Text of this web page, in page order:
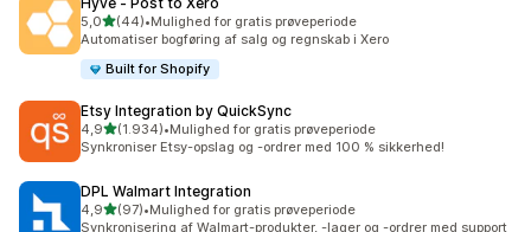
5,0ud af 5 stjerner
(44)
44 anmeldelser i alt
•Mulighed for gratis prøveperiode
Automatiser bogføring af salg og regnskab i Xero
Built for Shopify
Etsy Integration by QuickSync
4,9ud af 5 stjerner
(1.934)
1934 anmeldelser i alt
•Mulighed for gratis prøveperiode
Synkroniser Etsy-opslag og -ordrer med 100 % sikkerhed!
DPL Walmart Integration
4,9ud af 5 stjerner
(97)
97 anmeldelser i alt
•Mulighed for gratis prøveperiode
Synkronisering af Walmart-produkter, -lager og -ordrer med support